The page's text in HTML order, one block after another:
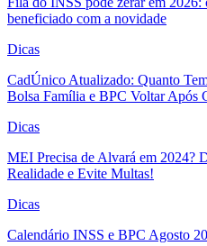
beneficiado com a novidade
Dicas
CadÚnico Atualizado: Quanto
Bolsa Família e BPC Voltar Após
Dicas
MEI Precisa de Alvará em 2024?
Realidade e Evite Multas!
Dicas
Calendário INSS e BPC Agosto